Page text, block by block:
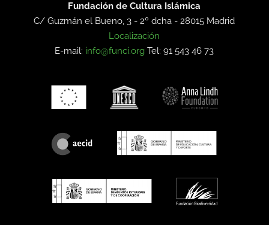
Fundación de Cultura Islámica
C/ Guzmán el Bueno, 3 - 2º dcha -28015 Madrid
Localización
E-mail: info@funci.org Tel: 91 543 46 73